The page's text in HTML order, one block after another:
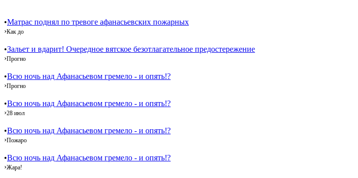
•Матрас поднял по тревоге афанасьевских пожарных
›Как до
•Зальет и вдарит! Очередное вятское безотлагательное предостережение
›Прогно
•Всю ночь над Афанасьевом гремело - и опять!?
›Прогно
•Всю ночь над Афанасьевом гремело - и опять!?
›28 июл
•Всю ночь над Афанасьевом гремело - и опять!?
›Пожаро
•Всю ночь над Афанасьевом гремело - и опять!?
›Жара!